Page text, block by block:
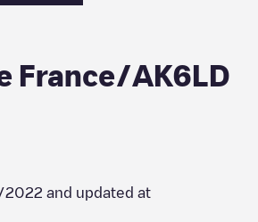
France/AK6LD
and updated at